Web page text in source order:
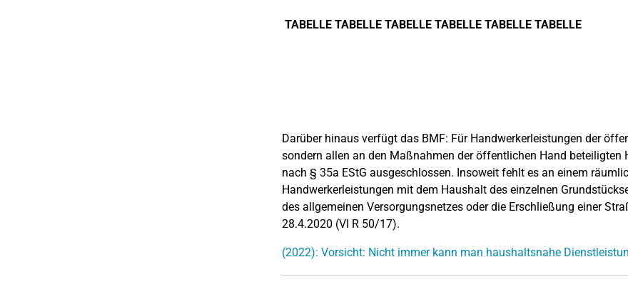
TABELLE TABELLE TABELLE TABELLE TABELLE TABELLE
Darüber hinaus verfügt das BMF: Für Handwerkerleistungen der
sondern allen an den Maßnahmen der öffentlichen Hand
nach § 35a EStG ausgeschlossen. Insoweit fehlt es an einem
Handwerkerleistungen mit dem Haushalt des einzelnen
des allgemeinen Versorgungsnetzes oder die Erschließung einer
28.4.2020 (VI R 50/17).
(2022): Vorsicht: Nicht immer kann man haushaltsnahe